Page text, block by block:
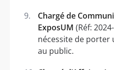
Chargé de
ExposUM (Réf:
nécessite de porter
au public.